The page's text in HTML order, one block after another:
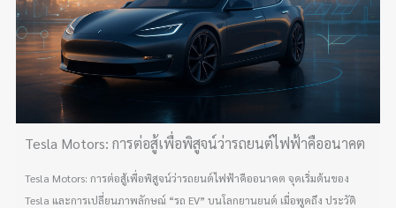
Tesla Motors: การต่อสู้เพื่อพิสูจน์ว่ารถยนต์ไฟฟ้าคืออนาคต
Tesla Motors: การต่อสู้เพื่อพิสูจน์ว่ารถยนต์ไฟฟ้าคืออนาคต จุดเริ่มต้นของ
Tesla และการเปลี่ยนภาพลักษณ์ “รถ EV” บนโลกยานยนต์ เมื่อพูดถึง ประวัติ